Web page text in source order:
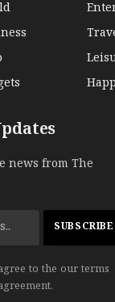
news from The
to the our terms